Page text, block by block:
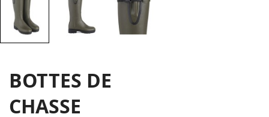
BOTTES DE
CHASSE